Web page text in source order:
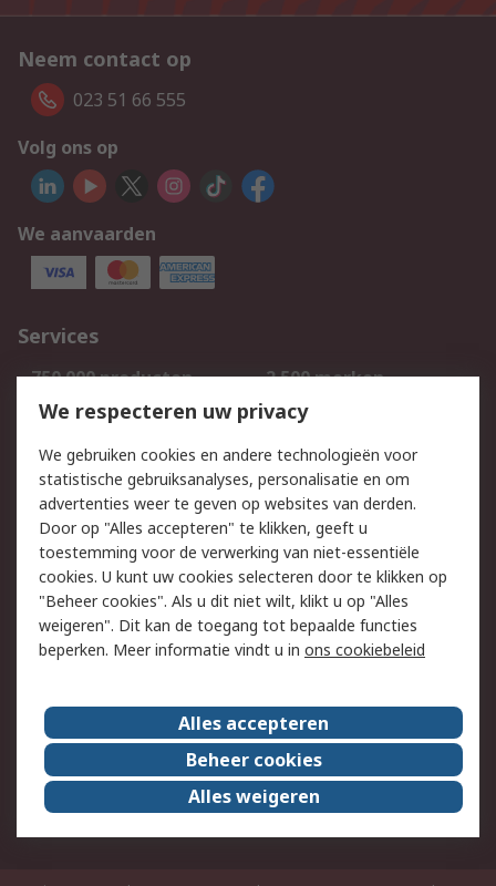
Neem contact op
023 51 66 555
Volg ons op
We aanvaarden
Services
750.000 producten
2.500 merken
Bestellen
Inkoopoplossingen
Track & Trace
Wettelijk
Cookiebeleid
Email veiligheid
Privacybeleid
Websitevoorwaarden
Algemene
verkoopvoorwaarden
Over RS
RS Group
Over ons
RS wereldwijd
Werken bij RS
ESG
We respecteren uw privacy
We gebruiken cookies en andere technologieën voor
statistische gebruiksanalyses, personalisatie en om
advertenties weer te geven op websites van derden.
Door op "Alles accepteren" te klikken, geeft u
toestemming voor de verwerking van niet-essentiële
cookies. U kunt uw cookies selecteren door te klikken op
"Beheer cookies". Als u dit niet wilt, klikt u op "Alles
weigeren". Dit kan de toegang tot bepaalde functies
beperken. Meer informatie vindt u in ons cookiebeleid
Alles accepteren
Beheer cookies
Alles weigeren